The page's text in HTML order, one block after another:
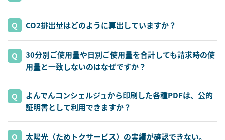
CO2排出量はどのように算出していますか？
30分別ご使用量や日別ご使用量を合計しても請求時の使
用量と一致しないのはなぜですか？
よんでんコンシェルジュから印刷した各種PDFは、公的
証明書として利用できますか？
太陽光（ためトクサービス）の実績が確認できない。